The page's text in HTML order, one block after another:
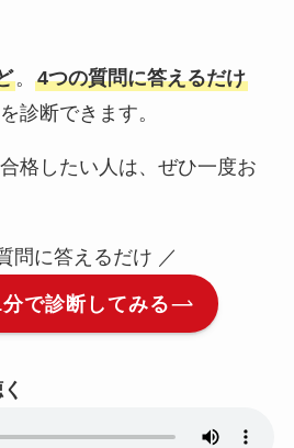
。 4つの質問に答えるだけ
診断できます。
格したい人は、ぜひ一度お
問に答えるだけ ／
分で診断してみる